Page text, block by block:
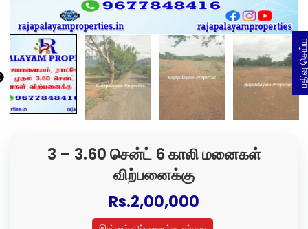
3 – 3.60 சென்ட் 6 காலி மனைகள்
விற்பனைக்கு
Rs.2,00,000